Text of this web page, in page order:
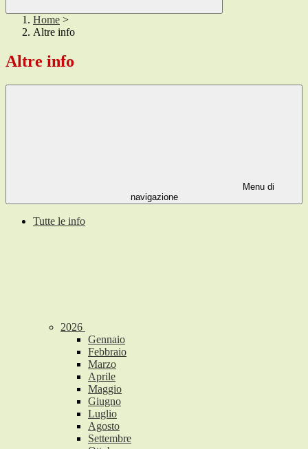
Home >
Altre info
Altre info
Menu di
navigazione
Tutte le info
2026
Gennaio
Febbraio
Marzo
Aprile
Maggio
Giugno
Luglio
Agosto
Settembre